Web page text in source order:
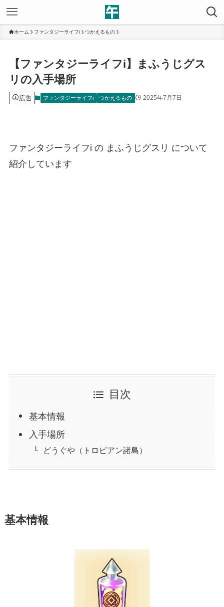
ホーム ファンタジーライフi つかえるもの
【ファンタジーライフi】まふうじグス
リの入手場所
広告 ファンタジーライフi つかえるもの 2025年7月7日
ファンタジーライフi の まふうじグスリ について
紹介しています
目次
基本情報
入手場所
どうぐや（トロピアン諸島）
基本情報